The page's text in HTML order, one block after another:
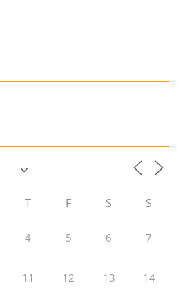
T F S S
4 5 6 7
11 12 13 14